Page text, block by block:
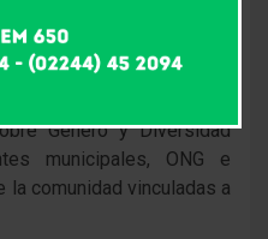
con el Centro de
de la Secretaría
Género y Diversidad
municipales, ONG e
comunidad vinculadas a